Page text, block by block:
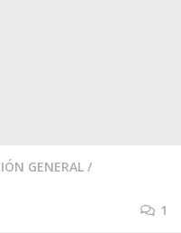
GENERAL /
1